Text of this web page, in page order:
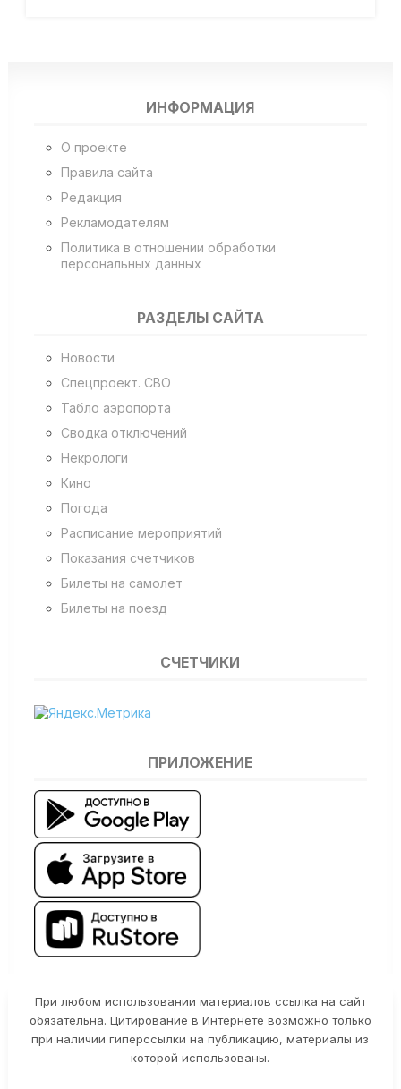
ИНФОРМАЦИЯ
О проекте
Правила сайта
Редакция
Рекламодателям
Политика в отношении обработки
персональных данных
РАЗДЕЛЫ САЙТА
Новости
Спецпроект. СВО
Табло аэропорта
Сводка отключений
Некрологи
Кино
Погода
Расписание мероприятий
Показания счетчиков
Билеты на самолет
Билеты на поезд
СЧЕТЧИКИ
ПРИЛОЖЕНИЕ
При любом использовании материалов ссылка на сайт
обязательна. Цитирование в Интернете возможно только
при наличии гиперссылки на публикацию, материалы из
которой использованы.